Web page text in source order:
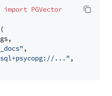
import PGVector
,
..." ,